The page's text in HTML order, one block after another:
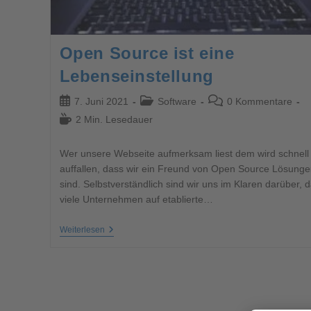
Open Source ist eine
Lebenseinstellung
7. Juni 2021 Software
0 Kommentare
2 Min. Lesedauer
Wer unsere Webseite aufmerksam liest dem wird schnell
auffallen, dass wir ein Freund von Open Source
sind. Selbstverständlich sind wir uns im Klaren darüber,
viele Unternehmen auf etablierte…
Weiterlesen